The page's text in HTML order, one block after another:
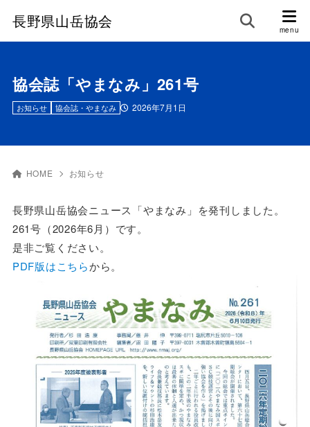
長野県山岳協会
協会誌「やまなみ」261号
2026年7月1日
お知らせ 協会誌・やまなみ
HOME お知らせ
長野県山岳協会ニュース「やまなみ」を発刊しました。
261号（2026年6月）です。
是非ご覧ください。
PDF版はこちらから。